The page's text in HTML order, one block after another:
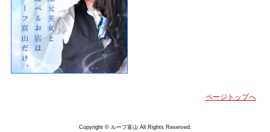
ページトップへ
Copyright © ルーフ富山 All Rights Reserved.